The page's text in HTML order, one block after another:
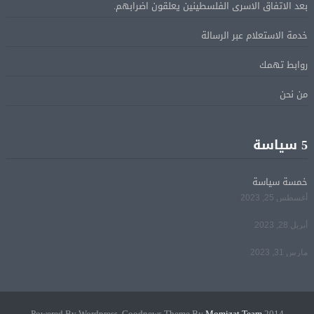
قاسية
الكامل مع اليونان في مواجهة تداعيات حرائق الغابات
الرئيس السيسى يستقبل ملك البحرين فى مطار العلمين
فى زيارة لتعزيز أواصر الأخوة الراسخة بين البلدين
الشقيقين
مي سليم: سعيدة بالعودة الى الكوميديا
بعد الاتفاق الاسرى الفلسطينين يعلقون اضرابهم.
خدمة الاستعلام عبر الرسالة
روابط تهمك
من نحن
5 سياسة
خمسة سياسة
أغسطس 25, 2023
أبريل 28, 2023
مارس 31, 2023